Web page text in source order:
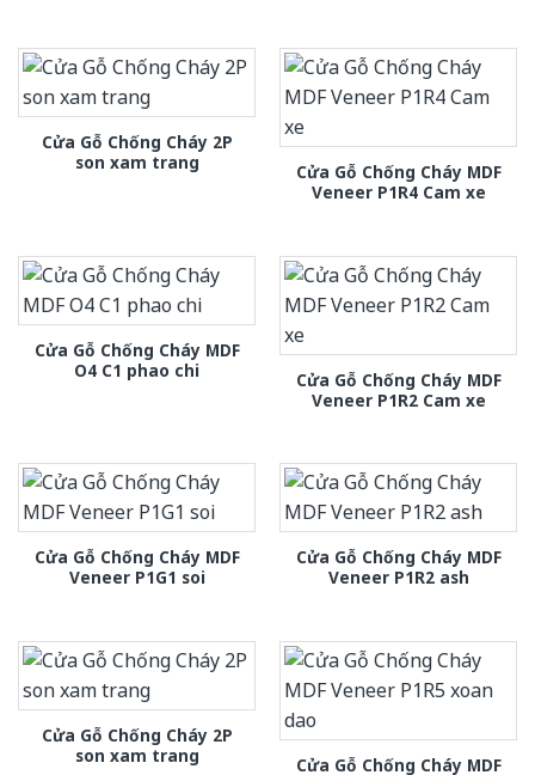
Cửa Gỗ Chống Cháy 2P
son xam trang
Cửa Gỗ Chống Cháy MDF
Veneer P1R4 Cam xe
Cửa Gỗ Chống Cháy MDF
O4 C1 phao chi
Cửa Gỗ Chống Cháy MDF
Veneer P1R2 Cam xe
Cửa Gỗ Chống Cháy MDF
Veneer P1G1 soi
Cửa Gỗ Chống Cháy MDF
Veneer P1R2 ash
Cửa Gỗ Chống Cháy 2P
son xam trang
Cửa Gỗ Chống Cháy MDF